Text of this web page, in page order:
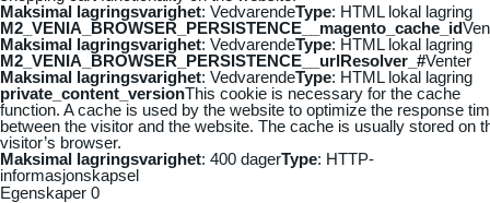
Maksimal lagringsvarighet: VedvarendeType: HTML lokal lagring
M2_VENIA_BROWSER_PERSISTENCE__magento_cache_id
Maksimal lagringsvarighet: VedvarendeType: HTML lokal lagring
M2_VENIA_BROWSER_PERSISTENCE__urlResolver_#Venter
Maksimal lagringsvarighet: VedvarendeType: HTML lokal lagring
private_content_versionThis cookie is necessary for the cache
function. A cache is used by the website to optimize the response
between the visitor and the website. The cache is usually stored on
visitor’s browser.
Maksimal lagringsvarighet: 400 dagerType: HTTP-
informasjonskapsel
Egenskaper 0